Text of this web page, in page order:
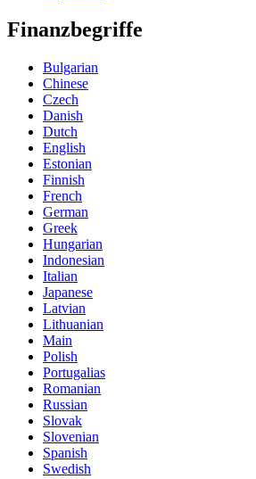
Finanzbegriffe
Bulgarian
Chinese
Czech
Danish
Dutch
English
Estonian
Finnish
French
German
Greek
Hungarian
Indonesian
Italian
Japanese
Latvian
Lithuanian
Main
Polish
Portugalias
Romanian
Russian
Slovak
Slovenian
Spanish
Swedish